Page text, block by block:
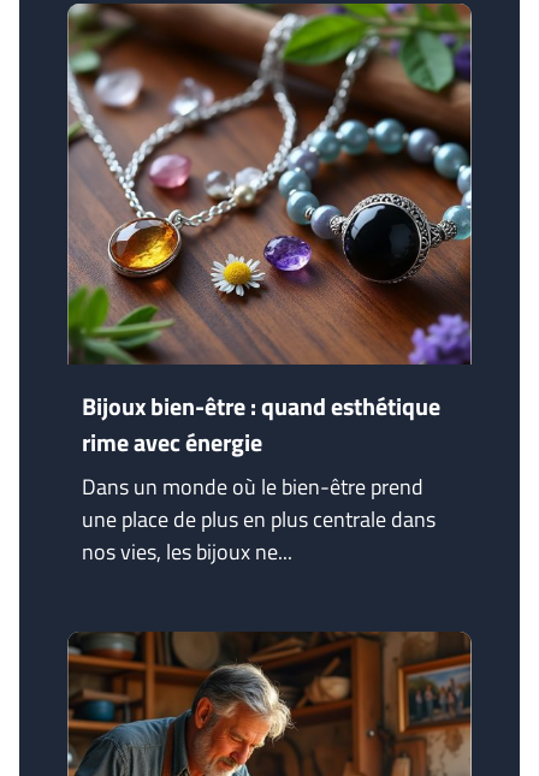
Bijoux bien-être : quand esthétique
rime avec énergie
Dans un monde où le bien-être prend
une place de plus en plus centrale dans
nos vies, les bijoux ne...